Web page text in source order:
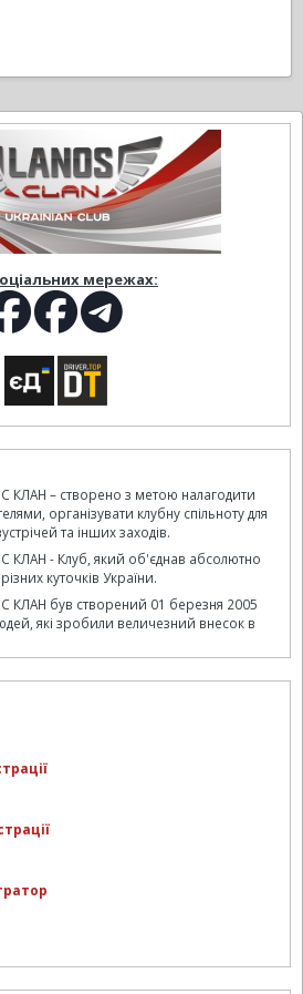
мережах:
КЛАН – створено з метою налагодити
організувати клубну спільноту для
та інших заходів.
КЛАН - Клуб, який об'єднав абсолютно
куточків України.
КЛАН був створений 01 березня 2005
які зробили величезний внесок в